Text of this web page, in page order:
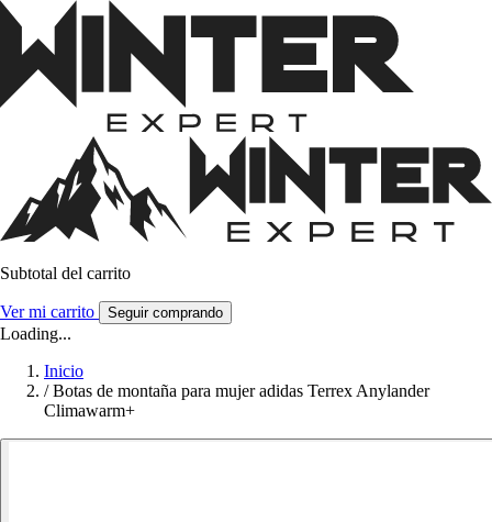
Subtotal del carrito
Ver mi carrito Seguir comprando
Loading...
Inicio
/ Botas de montaña para mujer adidas Terrex Anylander
Climawarm+